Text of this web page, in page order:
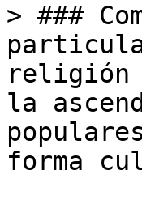
> ###
religión
la
forma